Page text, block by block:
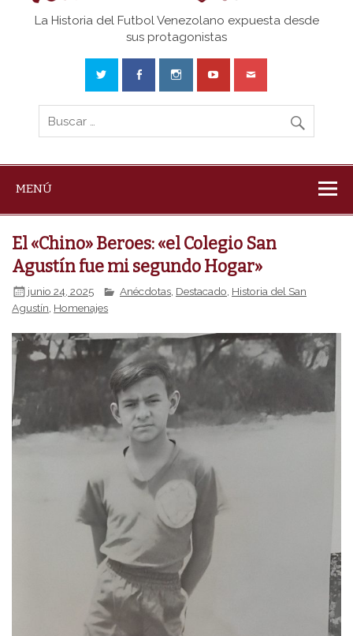
Venezuela
La Historia del Futbol Venezolano expuesta desde
sus protagonistas
MENÚ
El «Chino» Beroes: «el Colegio San
Agustín fue mi segundo Hogar»
junio 24, 2025 Anécdotas Destacado Historia del San
Agustín, Homenajes